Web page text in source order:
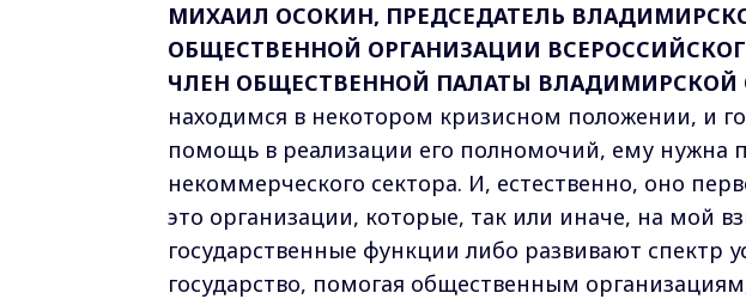
МИХАИЛ ОСОКИН, ПРЕДСЕДАТЕЛЬ
ОБЩЕСТВЕННОЙ ОРГАНИЗАЦИИ
ЧЛЕН ОБЩЕСТВЕННОЙ ПАЛАТЫ ВЛАДИМИРСКОЙ
находимся в некотором кризисном положении, и
помощь в реализации его полномочий, ему нужна
некоммерческого сектора. И, естественно, оно
это организации, которые, так или иначе, на мой
государственные функции либо развивают спектр
государство, помогая общественным